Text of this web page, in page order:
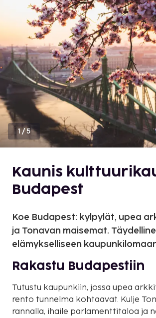
1 /5
Kaunis
Budapest
Koe Budapest: kylpylät, upea
ja Tonavan maisemat.
elämykselliseen
Rakastu Budapestiin
Tutustu kaupunkiin, jossa upea
rento tunnelma kohtaavat. Kulje
rannalla, ihaile parlamenttitaloa ja